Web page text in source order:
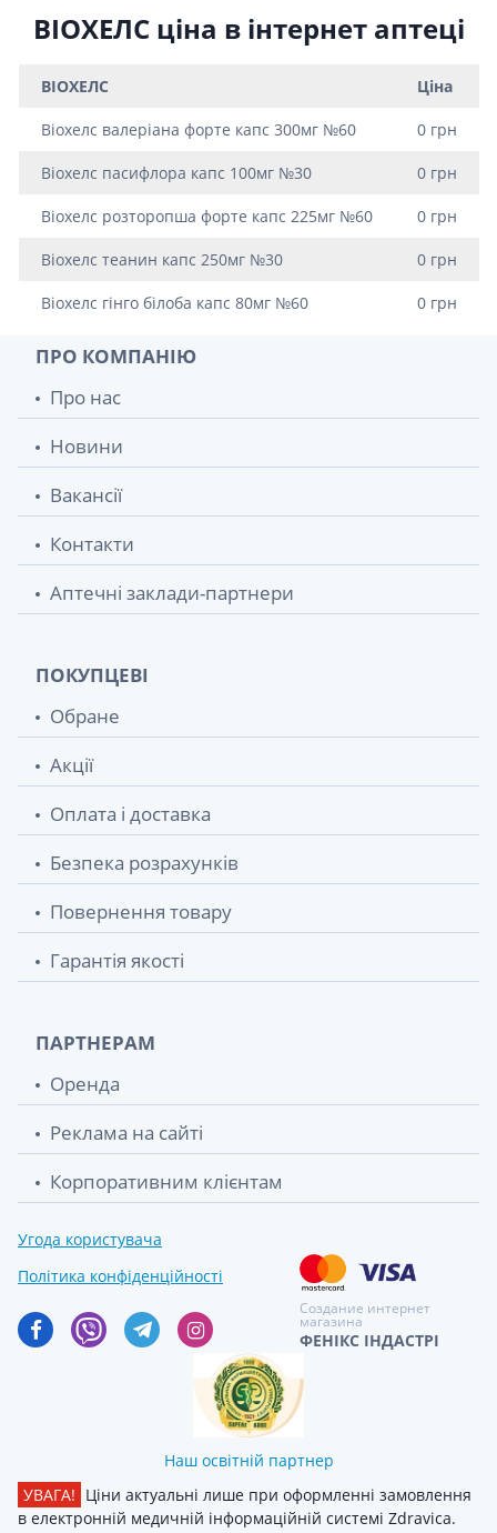
BIOХЕЛС ціна в інтернет аптеці
BIOХЕЛС Ціна
Bioхелс валеріана форте капс 300мг №60 0 грн
Bioхелс пасифлора капс 100мг №30 0 грн
Bioхелс розторопша форте капс 225мг №60 0 грн
Bioхелс теанин капс 250мг №30 0 грн
Віохелс гінго білоба капс 80мг №60 0 грн
ПРО КОМПАНІЮ
Про нас
Новини
Вакансії
Контакти
Аптечні заклади-партнери
ПОКУПЦЕВІ
Обране
Акції
Оплата і доставка
Безпека розрахунків
Повернення товару
Гарантія якості
ПАРТНЕРАМ
Оренда
Реклама на сайті
Корпоративним клієнтам
Угода користувача
Політика конфіденційності
Создание интернет
магазина
ФЕНІКС ІНДАСТРІ
Наш освітній партнер
УВАГА! Ціни актуальні лише при оформленні замовлення
в електронній медичній інформаційній системі Zdravica.